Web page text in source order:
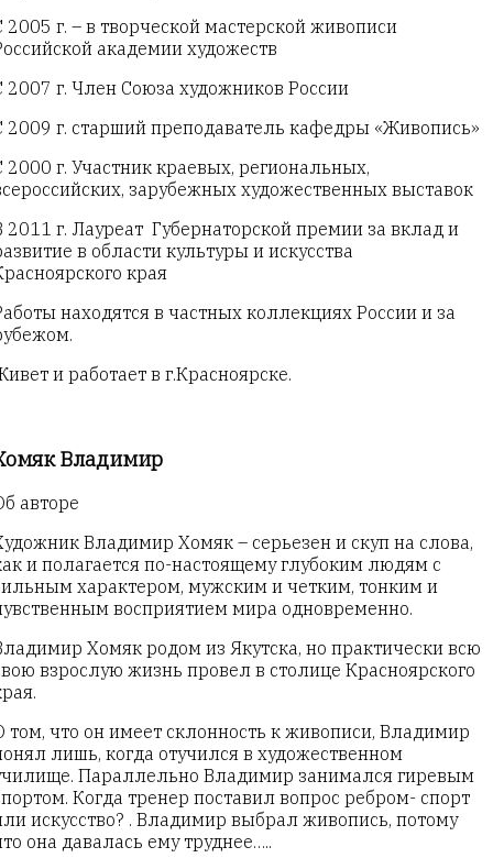
2005 г. – в творческой мастерской живописи
академии художеств
2007 г. Член Союза художников России
2009 г. старший преподаватель кафедры «Живопись»
2000 г. Участник краевых, региональных,
зарубежных художественных выставок
2011 г. Лауреат Губернаторской премии за вклад и
в области культуры и искусства
края
находятся в частных коллекциях России и за
и работает в г.Красноярске.
Владимир
авторе
Владимир Хомяк – серьезен и скуп на слова,
и полагается по-настоящему глубоким людям с
характером, мужским и четким, тонким и
восприятием мира одновременно.
Хомяк родом из Якутска, но практически всю
взрослую жизнь провел в столице Красноярского
том, что он имеет склонность к живописи, Владимир
лишь, когда отучился в художественном
Параллельно Владимир занимался гиревым
Когда тренер поставил вопрос ребром- спорт
искусство? . Владимир выбрал живопись, потому
она давалась ему труднее…..